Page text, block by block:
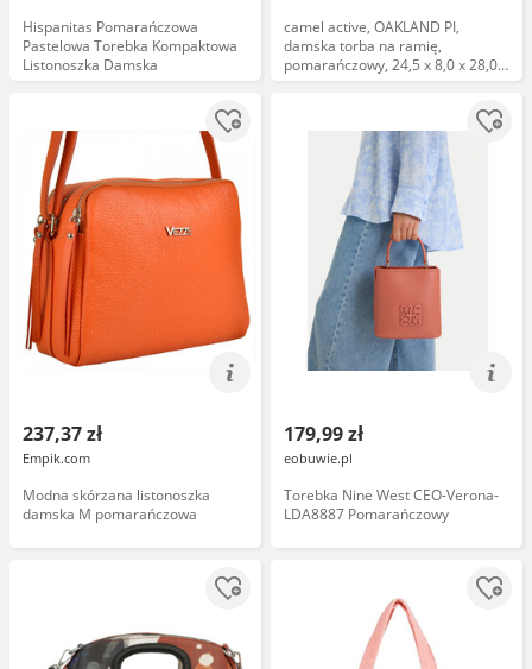
Hispanitas Pomarańczowa
Pastelowa Torebka Kompaktowa
Listonoszka Damska
camel active, OAKLAND PI,
damska torba na ramię,
pomarańczowy, 24,5 x 8,0 x 28,0
(LxBxH), torba na ramię
237,37 zł
Empik.com
Modna skórzana listonoszka
damska M pomarańczowa
179,99 zł
eobuwie.pl
Torebka Nine West CEO-Verona-
LDA8887 Pomarańczowy